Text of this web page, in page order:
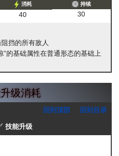
消耗
40
持续
30
挡的所有敌人
”的基础属性在普通形态的基础上
级消耗
回到顶部 回到目录
技能升级